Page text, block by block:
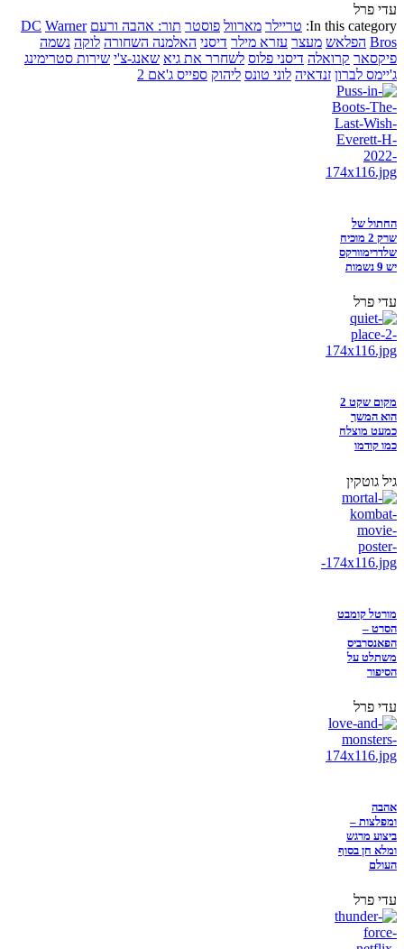
עדי פרל
In this category: טריילר מארוול פוסטר תור: אהבה ורעם DC Warner
Bros הפלאש מעצר עזרא מילר דיסני האלמנה השחורה לוקה נשמה
פיקסאר קרואלה דיסני פלוס לשחרר את גיא שאנג-צ'י שירות סטרימינג
ג'יימס לברון זנדאיה לוני טונס ליהוק ספייס ג'אם 2
החתול של
שרק 2 מוכיח
שלדרימוורקס
יש 9 נשמות
עדי פרל
מקום שקט 2
הוא המשך
כמעט מוצלח
כמו קודמו
גיל גוטקין
מורטל קומבט
הסרט –
הפאנסרביס
משתלט על
הסיפור
עדי פרל
אהבה
ומפלצות –
ביצוע מרגש
ומלא חן בסוף
העולם
עדי פרל